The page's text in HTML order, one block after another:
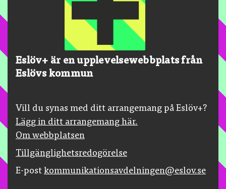
Eslöv+ är en upplevelsewebbplats från
Eslövs kommun
Vill du synas med ditt arrangemang på Eslöv+?
Lägg in ditt arrangemang här.
Om webbplatsen
Tillgänglighetsredogörelse
E-post kommunikationsavdelningen@eslov.se